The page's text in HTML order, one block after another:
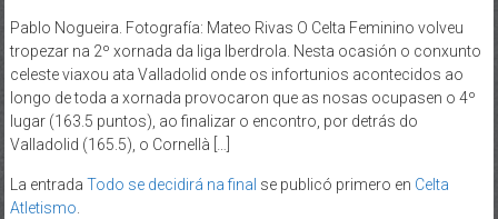
Pablo Nogueira. Fotografía: Mateo Rivas O Celta Feminino volveu
tropezar na 2º xornada da liga Iberdrola. Nesta ocasión o conxunto
celeste viaxou ata Valladolid onde os infortunios acontecidos ao
longo de toda a xornada provocaron que as nosas ocupasen o 4º
lugar (163.5 puntos), ao finalizar o encontro, por detrás do
Valladolid (165.5), o Cornellà […]
La entrada Todo se decidirá na final se publicó primero en Celta
Atletismo.